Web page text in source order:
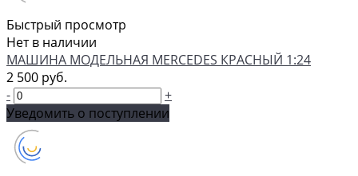
Быстрый просмотр
Нет в наличии
МАШИНА МОДЕЛЬНАЯ MERCEDES КРАСНЫЙ 1:24
2 500 руб.
-
+
Уведомить о поступлении